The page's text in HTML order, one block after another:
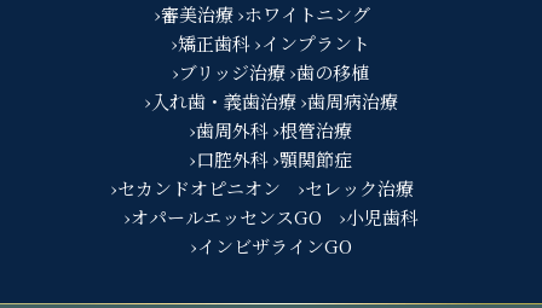
›審美治療 ›ホワイトニング
›矯正歯科›インプラント
›ブリッジ治療›歯の移植
›入れ歯・義歯治療 ›歯周病治療
›歯周外科›根管治療
›口腔外科›顎関節症
›セカンドオピニオン
›セレック治療
›オパールエッセンスGO
›小児歯科
›インビザラインGO